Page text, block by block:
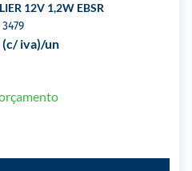
12V 1,2W EBSR
3479
(c/ iva)/un